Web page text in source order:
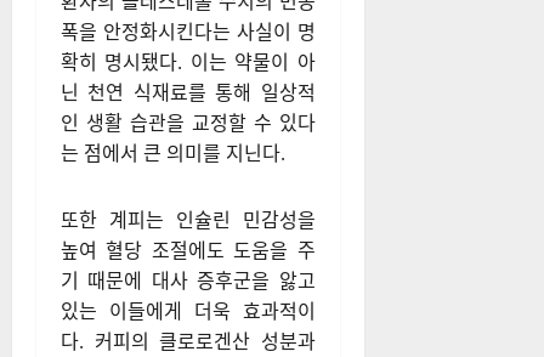
폭을 안정화시킨다는 사실이 명
확히 명시됐다. 이는 약물이 아
닌 천연 식재료를 통해 일상적
인 생활 습관을 교정할 수 있다
는 점에서 큰 의미를 지닌다.
또한 계피는 인슐린 민감성을
높여 혈당 조절에도 도움을 주
기 때문에 대사 증후군을 앓고
있는 이들에게 더욱 효과적이
다. 커피의 클로로겐산 성분과